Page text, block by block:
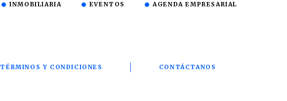
INMOBILIARIA EVENTOS AGENDA EMPRESARIAL
TÉRMINOS Y CONDICIONES CONTÁCTANOS